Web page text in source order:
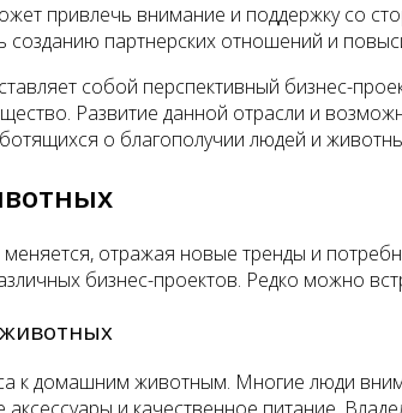
привлечь внимание и поддержку со
партнерских отношений и
собой перспективный бизнес-
Развитие данной отрасли и
о благополучии людей и
отражая новые тренды и
бизнес-проектов. Редко можно
к домашним животным. Многие люди
и качественное питание.